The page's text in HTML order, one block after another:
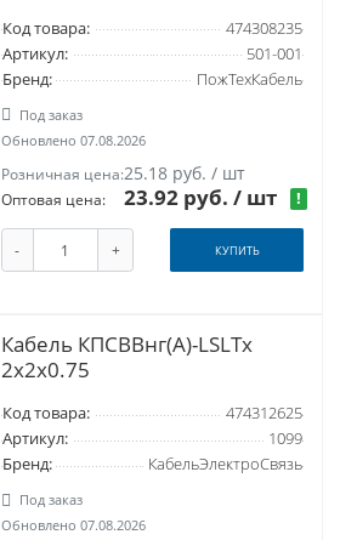
Код товара:
474308235
Артикул:
501-001
Бренд:
ПожТехКабель
Под заказ
Обновлено 07.08.2026
Розничная цена:25.18 руб. / шт
Оптовая цена: 23.92 руб./ шт !
- + КУПИТЬ
Кабель КПСВВнг(А)-LSLTx
2х2х0.75
Код товара:
474312625
Артикул:
1099
Бренд:
КабельЭлектроСвязь
Под заказ
Обновлено 07.08.2026